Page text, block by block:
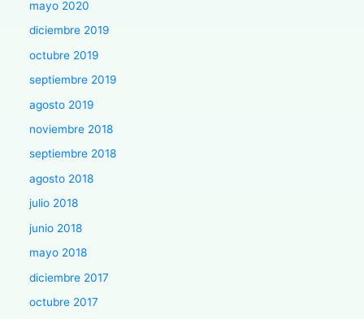
mayo 2020
diciembre 2019
octubre 2019
septiembre 2019
agosto 2019
noviembre 2018
septiembre 2018
agosto 2018
julio 2018
junio 2018
mayo 2018
diciembre 2017
octubre 2017